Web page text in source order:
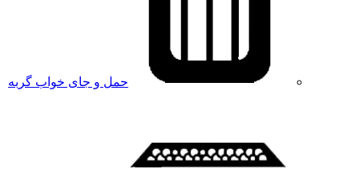
حمل و جای خواب گربه